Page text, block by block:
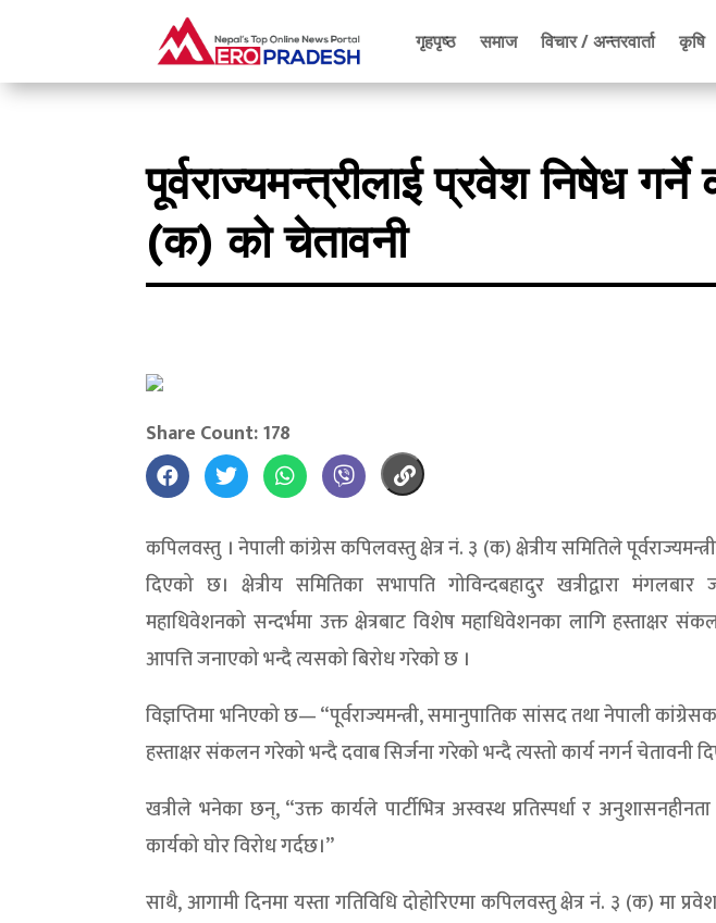
गृहपृष्ठ समाज विचार / अन्तरवार्ता कृषि
पूर्वराज्यमन्त्रीलाई प्रवेश निषेध
(क) को चेतावनी
Share Count: 178
कपिलवस्तु । नेपाली कांग्रेस कपिलवस्तु क्षेत्र नं. ३ (क) क्षेत्रीय समितिले
दिएको छ। क्षेत्रीय समितिका सभापति गोविन्दबहादुर खत्रीद्वारा
महाधिवेशनको सन्दर्भमा उक्त क्षेत्रबाट विशेष महाधिवेशनका लागि हस्ताक्षर
आपत्ति जनाएको भन्दै त्यसको बिरोध गरेको छ ।
विज्ञप्तिमा भनिएको छ— “पूर्वराज्यमन्त्री, समानुपातिक सांसद तथा नेपाली
हस्ताक्षर संकलन गरेको भन्दै दवाब सिर्जना गरेको भन्दै त्यस्तो कार्य नगर्न चेतावनी
खत्रीले भनेका छन्, “उक्त कार्यले पार्टीभित्र अस्वस्थ प्रतिस्पर्धा र
कार्यको घोर विरोध गर्दछ।”
साथै, आगामी दिनमा यस्ता गतिविधि दोहोरिएमा कपिलवस्तु क्षेत्र नं. ३ (क) मा